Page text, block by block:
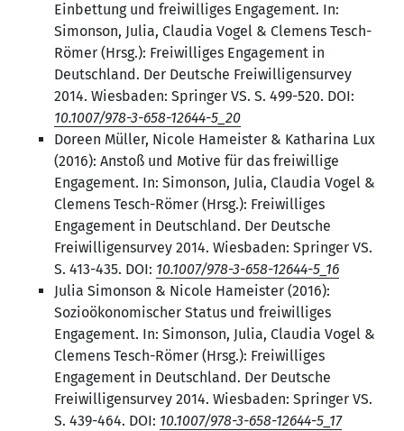
Einbettung und freiwilliges Engagement. In:
Simonson, Julia, Claudia Vogel & Clemens Tesch-
Römer (Hrsg.): Freiwilliges Engagement in
Deutschland. Der Deutsche Freiwilligensurvey
2014. Wiesbaden: Springer VS. S. 499-520. DOI:
10.1007/978-3-658-12644-5_20
Doreen Müller, Nicole Hameister & Katharina Lux
(2016): Anstoß und Motive für das freiwillige
Engagement. In: Simonson, Julia, Claudia Vogel &
Clemens Tesch-Römer (Hrsg.): Freiwilliges
Engagement in Deutschland. Der Deutsche
Freiwilligensurvey 2014. Wiesbaden: Springer VS.
S. 413-435. DOI: 10.1007/978-3-658-12644-5_16
Julia Simonson & Nicole Hameister (2016):
Sozioökonomischer Status und freiwilliges
Engagement. In: Simonson, Julia, Claudia Vogel &
Clemens Tesch-Römer (Hrsg.): Freiwilliges
Engagement in Deutschland. Der Deutsche
Freiwilligensurvey 2014. Wiesbaden: Springer VS.
S. 439-464. DOI: 10.1007/978-3-658-12644-5_17